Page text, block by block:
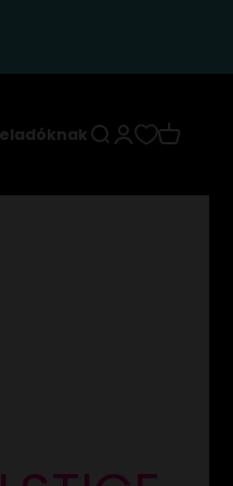
Keresés
Bejelentkezés
Kosár